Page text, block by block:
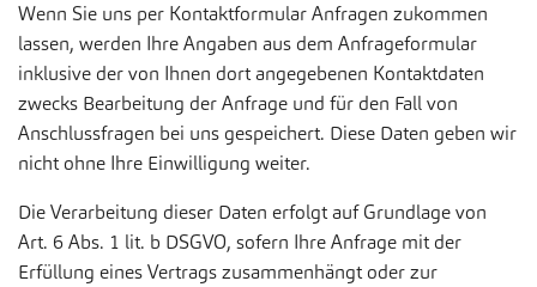
Wenn Sie uns per Kontaktformular Anfragen zukommen
lassen, werden Ihre Angaben aus dem Anfrageformular
inklusive der von Ihnen dort angegebenen Kontaktdaten
zwecks Bearbeitung der Anfrage und für den Fall von
Anschlussfragen bei uns gespeichert. Diese Daten geben wir
nicht ohne Ihre Einwilligung weiter.
Die Verarbeitung dieser Daten erfolgt auf Grundlage von
Art. 6 Abs. 1 lit. b DSGVO, sofern Ihre Anfrage mit der
Erfüllung eines Vertrags zusammenhängt oder zur